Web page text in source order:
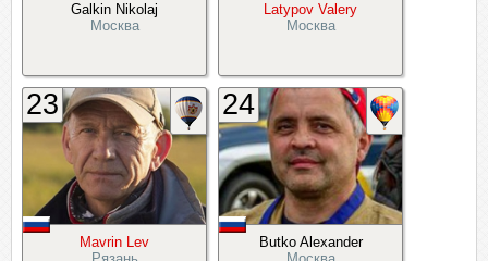
Galkin Nikolaj
Москва
Latypov Valery
Москва
Mavrin Lev
23
Butko Alexander
24